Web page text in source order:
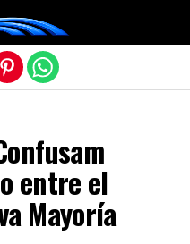
entre el
Mayoría
móvil